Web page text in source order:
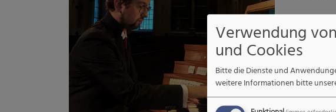
Verwendung
und Cookies
Bitte die Dienste und
weitere Informationen bitte